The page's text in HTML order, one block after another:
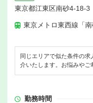
東京都江東区南砂4-18-3
東京メトロ東西線「
同じエリアで似た条件の
介いたします。お悩みや
勤務時間